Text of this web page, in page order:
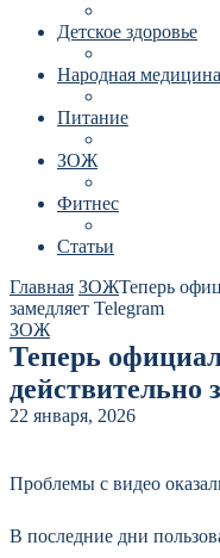
Детское здоровье
Народная медицина
Питание
ЗОЖ
Фитнес
Статьи
Главная ЗОЖТеперь
замедляет Telegram
ЗОЖ
Теперь
действительно
22 января, 2026
Проблемы с видео
В последние дни